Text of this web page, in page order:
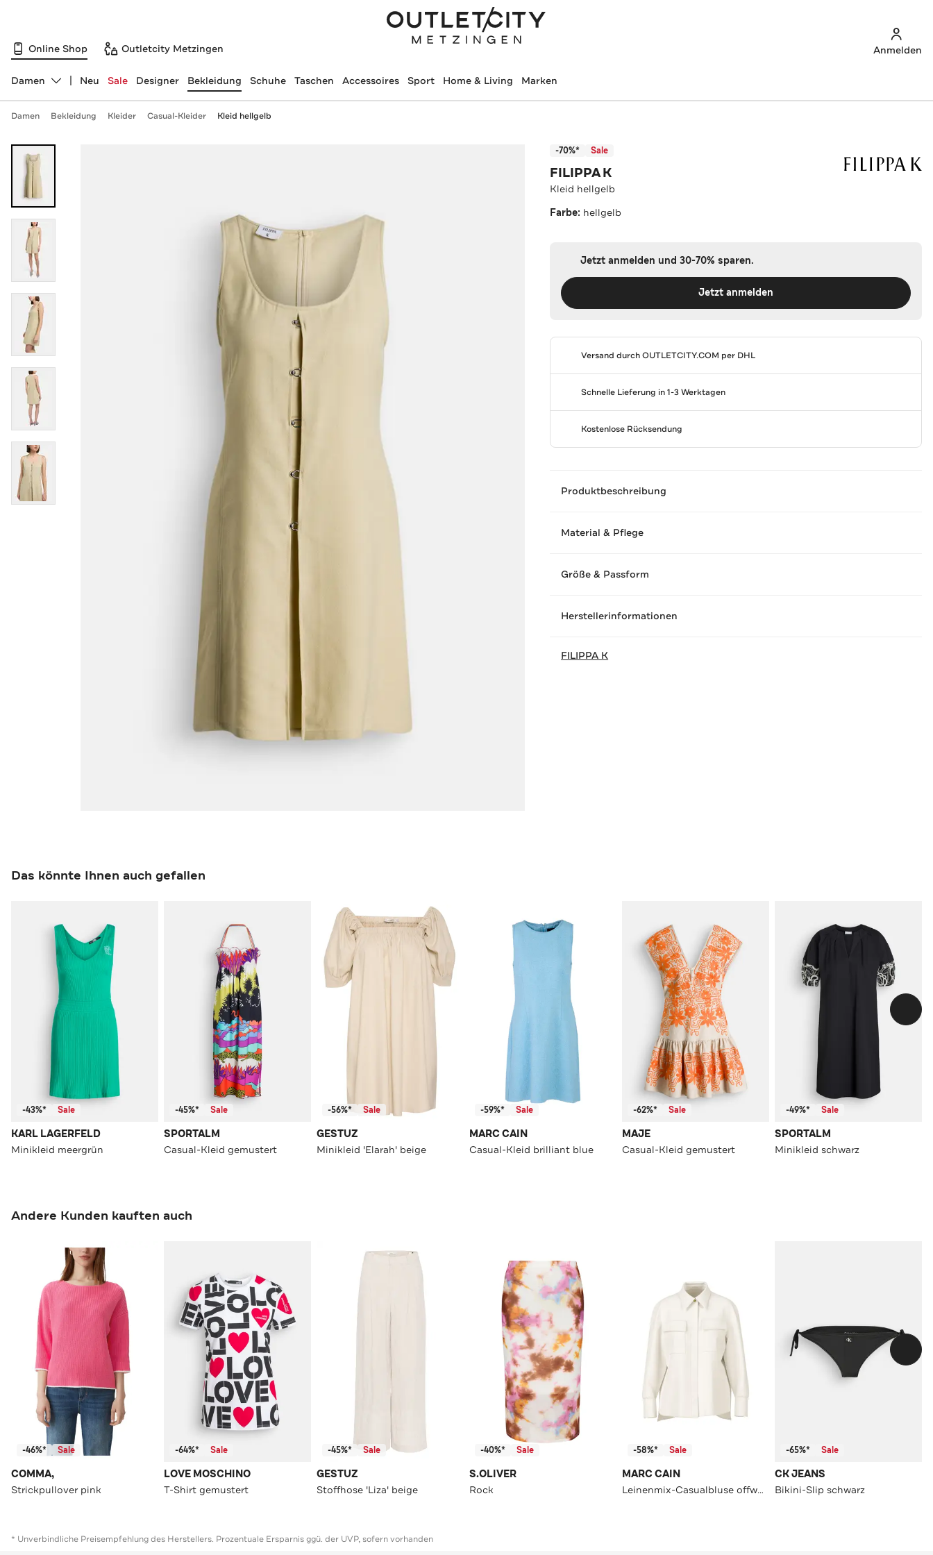
Online Shop Outletcity Metzingen Anmelden
Abteilung ändern, ausgewählt:
Damen Neu Sale Designer Bekleidung Schuhe Taschen Accessoires Sport Home & Living Marken
Damen Bekleidung Kleider Casual-Kleider Kleid hellgelb
-70%* Sale
FILIPPA K
Kleid hellgelb
Farbe: hellgelb
Jetzt anmelden und 30-70% sparen.
Jetzt anmelden
Versand durchOUTLETCITY.COM per DHL
Schnelle Lieferung in 1-3 Werktagen
Kostenlose Rücksendung
Produktbeschreibung
Material & Pflege
Größe & Passform
Herstellerinformationen
FILIPPA K
Das könnte Ihnen auch gefallen
-43%* Sale
KARL LAGERFELD
Minikleid meergrün
-45%* Sale
SPORTALM
Casual-Kleid gemustert
-56%* Sale
GESTUZ
Minikleid 'Elarah' beige
-59%* Sale
MARC CAIN
Casual-Kleid brilliant blue
-62%* Sale
MAJE
Casual-Kleid gemustert
-49%* Sale
SPORTALM
Minikleid schwarz
Andere Kunden kauften auch
-46%* Sale
COMMA,
Strickpullover pink
-64%* Sale
LOVE MOSCHINO
T-Shirt gemustert
-45%* Sale
GESTUZ
Stoffhose 'Liza' beige
-40%* Sale
S.OLIVER
Rock
-58%* Sale
MARC CAIN
Leinenmix-Casualbluse offwhite
-65%* Sale
CK JEANS
Bikini-Slip schwarz
* Unverbindliche Preisempfehlung des Herstellers. Prozentuale Ersparnis ggü. der UVP, sofern vorhanden